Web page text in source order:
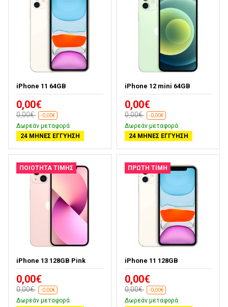
iPhone 11 64GB
0,00€
0,00€ -0,00€
Δωρεάν μεταφορά
24 ΜΉΝΕΣ ΕΓΓΎΗΣΗ
iPhone 12 mini 64GB
0,00€
0,00€ -0,00€
Δωρεάν μεταφορά
24 ΜΉΝΕΣ ΕΓΓΎΗΣΗ
ΠΟΙΌΤΗΤΑ ΤΙΜΉΣ
iPhone 13 128GB Pink
0,00€
0,00€ -0,00€
Δωρεάν μεταφορά
ΠΡΏΤΗ ΤΙΜΉ
iPhone 11 128GB
0,00€
0,00€ -0,00€
Δωρεάν μεταφορά